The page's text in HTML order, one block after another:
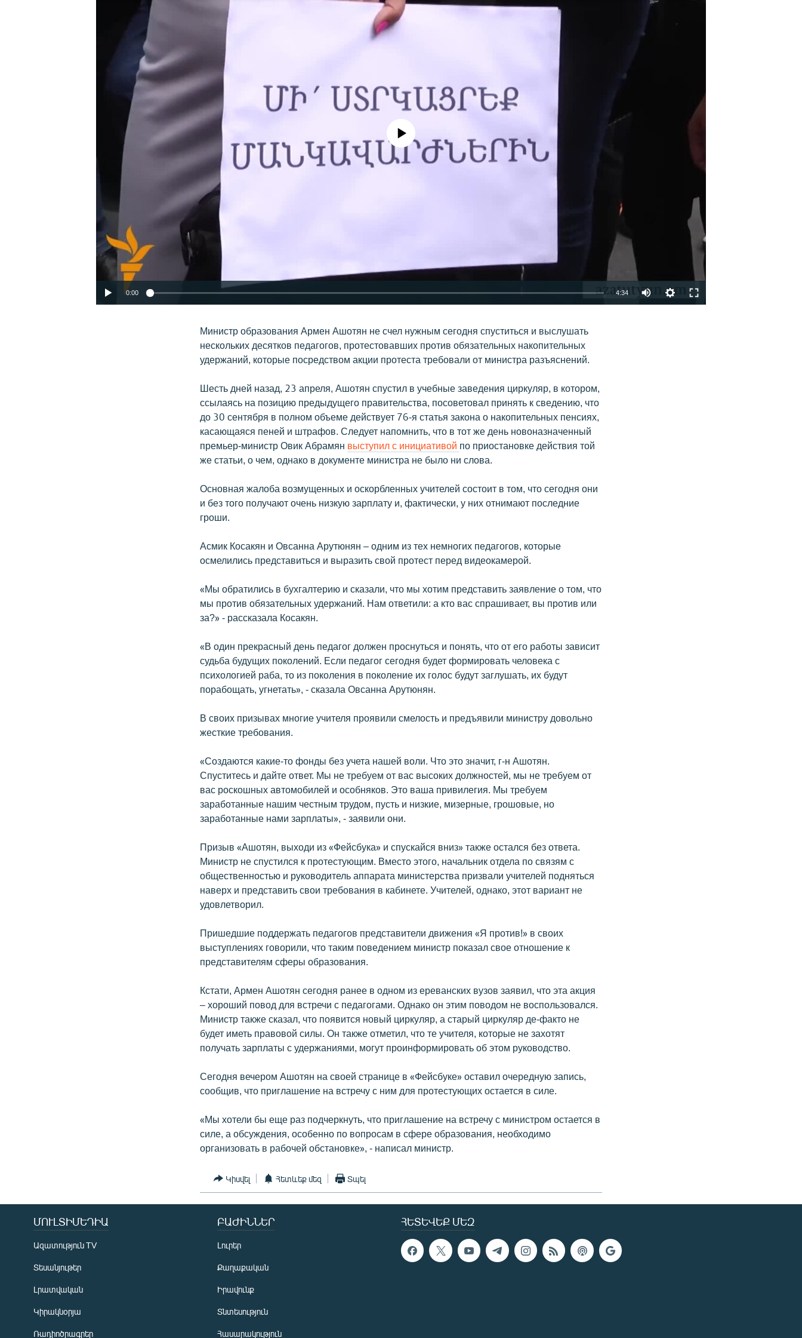
ՁԳՏԵԼՈՎ ԼԱՎԱԳՈՒՅՆԻՆ
No media source currently available
0:00 4:34
Министр образования Армен Ашотян не счел нужным сегодня спуститься и выслушать
нескольких десятков педагогов, протестовавших против обязательных накопительных
удержаний, которые посредством акции протеста требовали от министра разъяснений.
Шесть дней назад, 23 апреля, Ашотян спустил в учебные заведения циркуляр, в котором,
ссылаясь на позицию предыдущего правительства, посоветовал принять к сведению, что
до 30 сентября в полном объеме действует 76-я статья закона о накопительных пенсиях,
касающаяся пеней и штрафов. Следует напомнить, что в тот же день новоназначенный
премьер-министр Овик Абрамян выступил с инициативой по приостановке действия той
же статьи, о чем, однако в документе министра не было ни слова.
Основная жалоба возмущенных и оскорбленных учителей состоит в том, что сегодня они
и без того получают очень низкую зарплату и, фактически, у них отнимают последние
гроши.
Асмик Косакян и Овсанна Арутюнян – одним из тех немногих педагогов, которые
осмелились представиться и выразить свой протест перед видеокамерой.
«Мы обратились в бухгалтерию и сказали, что мы хотим представить заявление о том, что
мы против обязательных удержаний. Нам ответили: а кто вас спрашивает, вы против или
за?» - рассказала Косакян.
«В один прекрасный день педагог должен проснуться и понять, что от его работы зависит
судьба будущих поколений. Если педагог сегодня будет формировать человека с
психологией раба, то из поколения в поколение их голос будут заглушать, их будут
порабощать, угнетать», - сказала Овсанна Арутюнян.
В своих призывах многие учителя проявили смелость и предъявили министру довольно
жесткие требования.
«Создаются какие-то фонды без учета нашей воли. Что это значит, г-н Ашотян.
Спуститесь и дайте ответ. Мы не требуем от вас высоких должностей, мы не требуем от
вас роскошных автомобилей и особняков. Это ваша привилегия. Мы требуем
заработанные нашим честным трудом, пусть и низкие, мизерные, грошовые, но
заработанные нами зарплаты», - заявили они.
Призыв «Ашотян, выходи из «Фейсбука» и спускайся вниз» также остался без ответа.
Министр не спустился к протестующим. Вместо этого, начальник отдела по связям с
общественностью и руководитель аппарата министерства призвали учителей подняться
наверх и представить свои требования в кабинете. Учителей, однако, этот вариант не
удовлетворил.
Пришедшие поддержать педагогов представители движения «Я против!» в своих
выступлениях говорили, что таким поведением министр показал свое отношение к
представителям сферы образования.
Кстати, Армен Ашотян сегодня ранее в одном из ереванских вузов заявил, что эта акция
– хороший повод для встречи с педагогами. Однако он этим поводом не воспользовался.
Министр также сказал, что появится новый циркуляр, а старый циркуляр де-факто не
будет иметь правовой силы. Он также отметил, что те учителя, которые не захотят
получать зарплаты с удержаниями, могут проинформировать об этом руководство.
Сегодня вечером Ашотян на своей странице в «Фейсбуке» оставил очередную запись,
сообщив, что приглашение на встречу с ним для протестующих остается в силе.
«Мы хотели бы еще раз подчеркнуть, что приглашение на встречу с министром остается в
силе, а обсуждения, особенно по вопросам в сфере образования, необходимо
организовать в рабочей обстановке», - написал министр.
Կիսվել Հետևեք մեզ Տպել
ՀԵՏԵՎԵՔ ՄԵԶ
ՄՈՒԼՏԻՄԵԴԻԱ
Ազատություն TV
Տեսանյութեր
Լրատվական
Կիրակնօրյա
Ռադիոծրագրեր
ԲԱԺԻՆՆԵՐ
Լուրեր
Քաղաքական
Իրավունք
Տնտեսություն
Հասարակություն